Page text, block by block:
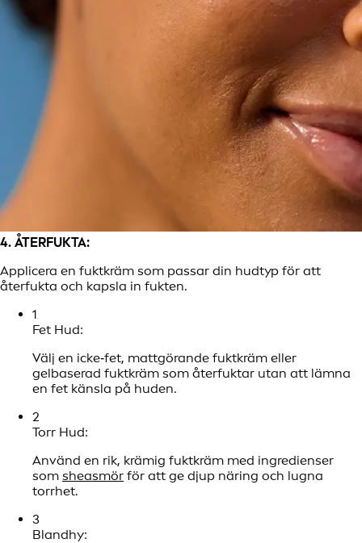
4. ÅTERFUKTA:
Applicera en fuktkräm som passar din hudtyp för att
återfukta och kapsla in fukten.
1
Fet Hud:
Välj en icke‑fet, mattgörande fuktkräm eller
gelbaserad fuktkräm som återfuktar utan att lämna
en fet känsla på huden.
2
Torr Hud:
Använd en rik, krämig fuktkräm med ingredienser
som sheasmör för att ge djup näring och lugna
torrhet.
3
Blandhy: